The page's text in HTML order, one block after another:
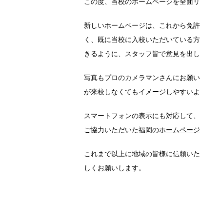
新しいホームページは、これから免
く、既に当校に入校いただいている
きるように、スタッフ皆で意見を出
写真もプロのカメラマンさんにお願
が来校しなくてもイメージしやすい
スマートフォンの表示にも対応して
ご協力いただいた福岡のホームペー
これまで以上に地域の皆様に信頼い
しくお願いします。